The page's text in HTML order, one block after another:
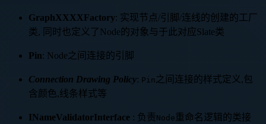
GraphXXXXFactory: 实现节点/引脚/连线的创建的工厂
类, 同时也定义了Node的对象与于此对应Slate类
Pin: Node之间连接的引脚
Connection Drawing Policy: Pin 之间连接的样式定义,包
含颜色,线条样式等
INameValidatorInterface : 负责Node重命名逻辑的类接